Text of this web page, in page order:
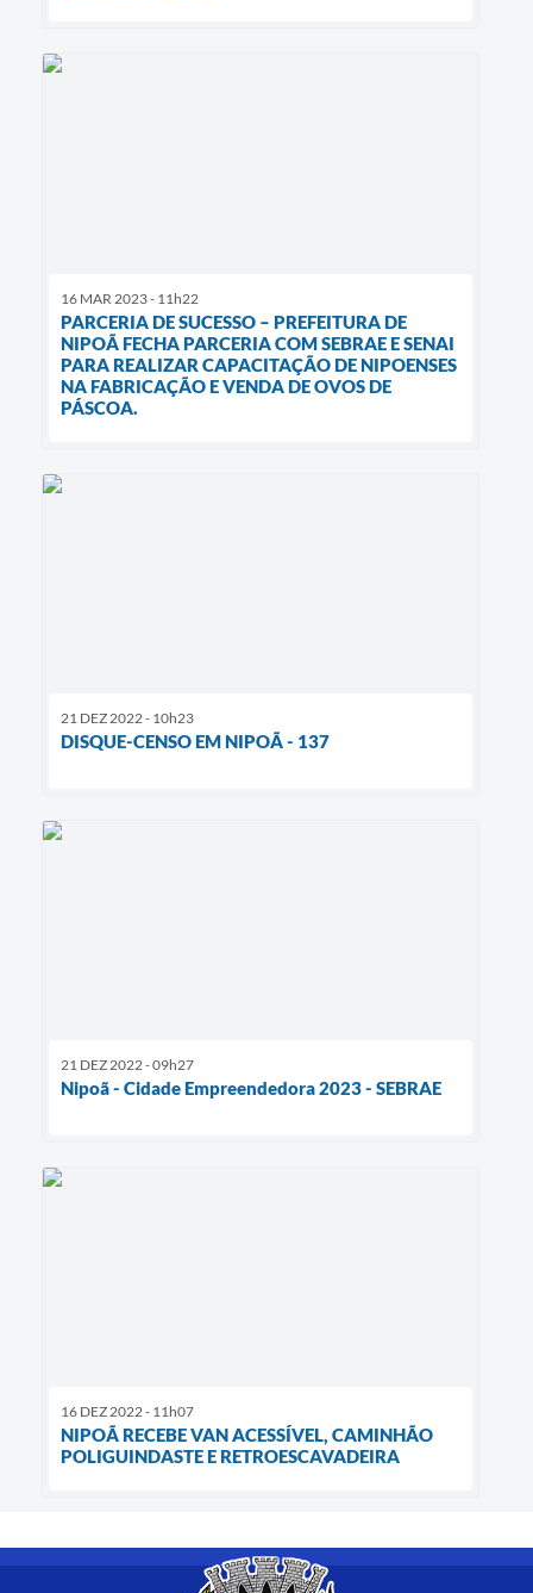
16 MAR 2023 - 11h22
PARCERIA DE SUCESSO – PREFEITURA DE
NIPOÃ FECHA PARCERIA COM SEBRAE E SENAI
PARA REALIZAR CAPACITAÇÃO DE NIPOENSES
NA FABRICAÇÃO E VENDA DE OVOS DE
PÁSCOA.
21 DEZ 2022 - 10h23
DISQUE-CENSO EM NIPOÃ - 137
21 DEZ 2022 - 09h27
Nipoã - Cidade Empreendedora 2023 - SEBRAE
16 DEZ 2022 - 11h07
NIPOÃ RECEBE VAN ACESSÍVEL, CAMINHÃO
POLIGUINDASTE E RETROESCAVADEIRA